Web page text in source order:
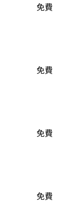
免費
免費
免費
免費